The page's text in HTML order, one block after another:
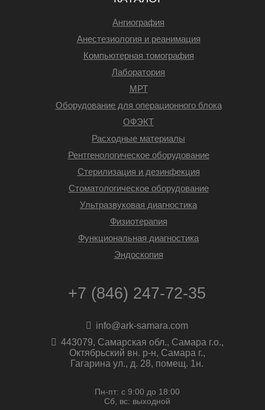
Ангиография
Анестезиология и реанимация
Компьютерная томография
Лаборатория
МРТ
Оборудование для операционного блока
ОФЭКТ
Расходные материалы
Рентгенологическое оборудование
Стерилизация и дезинфекция
Стоматологическое оборудование
Ультразвуковая диагностика
Физиотерапия
Функциональная диагностика
Эндоскопия
+7 (846) 247-72-35
info@ark-samara.com
443079, Самарская обл., Самара г.о.,
Октябрьский вн. р-н, Самара г.,
Гагарина ул., д. 28, помещ. 1н.
Пн-пт: с 9:00 до 18:00
Сб, вс: выходной